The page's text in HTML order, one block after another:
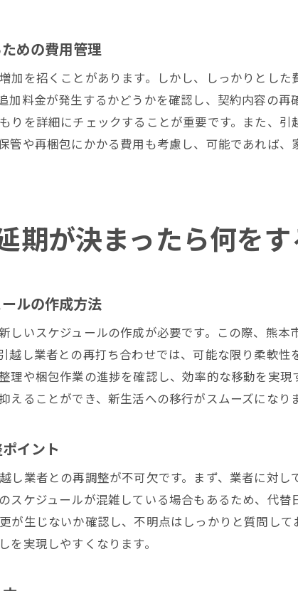
引越し延期の熊本市での再計画成功の秘訣
引越し延期後の計画見直しのステップ
熊本市での新しい住まい探しのポイン
時間を有効に使う引越し準備術
地域の専門家からのアドバイス活用法
熊本市での引越し延期を楽しむための3つの
熊本市の季節ごとの楽しみ方
地域の人々との交流で生活を豊かにする
引越し延期で見つける新しい趣味の発
熊本市ならではの体験を楽しむ
引越し延期を前向きに捉える思考法
めの費用管理
加を招くことがあります。しかし、しっかりとし
加料金が発生するかどうかを確認し、契約内容の
りを詳細にチェックすることが重要です。また、
管や再梱包にかかる費用も考慮し、可能であれば
期が決まったら何を
ルの作成方法
しいスケジュールの作成が必要です。この際、熊
越し業者との再打ち合わせでは、可能な限り柔軟
理や梱包作業の進捗を確認し、効率的な移動を実
えることができ、新生活への移行がスムーズになりま
イント
し業者との再調整が不可欠です。まず、業者に対
スケジュールが混雑している場合もあるため、代
が生じないか確認し、不明点はしっかりと質問し
を実現しやすくなります。